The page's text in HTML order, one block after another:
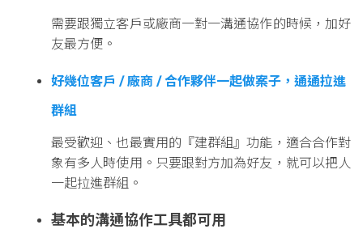
需要跟獨立客戶或廠商一對一溝通協作的時候，加好
友最方便。
好幾位客戶 / 廠商 / 合作夥伴一起做案子，通通拉進
群組
最受歡迎、也最實用的『建群組』功能，適合合作對
象有多人時使用。只要跟對方加為好友，就可以把人
一起拉進群組。
基本的溝通協作工具都可用